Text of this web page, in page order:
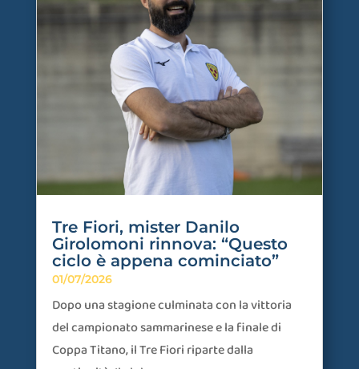
Tre Fiori, mister Danilo
Girolomoni rinnova: “Questo
ciclo è appena cominciato”
01/07/2026
Dopo una stagione culminata con la vittoria
del campionato sammarinese e la finale di
Coppa Titano, il Tre Fiori riparte dalla